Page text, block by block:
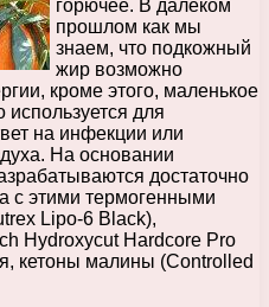
горючее. В далеком
прошлом как мы
знаем, что подкожный
жир возможно
кроме этого, маленькое
используется для
на инфекции или
На основании
достаточно
с этими термогенными
Lipo-6 Black),
Hydroxycut Hardcore Pro
кетоны малины (Controlled